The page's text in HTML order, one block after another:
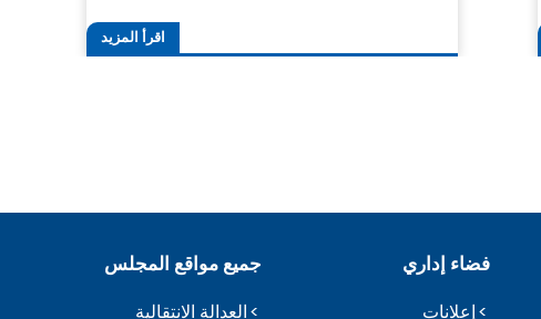
اقرأ المزيد
فضاء إداري
إعلانات
جميع مواقع المجلس
العدالة الانتقالية